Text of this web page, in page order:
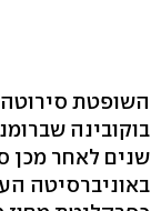
השופטת
שנים לאחר מכן